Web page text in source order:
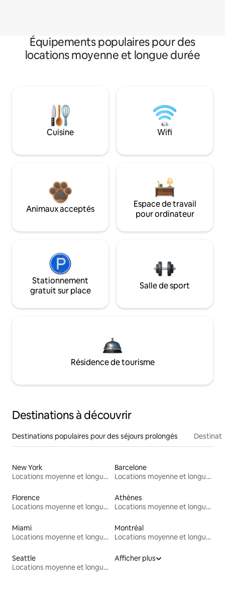
Équipements populaires pour des
locations moyenne et longue durée
Cuisine Wifi
Animaux acceptés
Espace de travail
pour ordinateur
Stationnement
gratuit sur place
Salle de sport
Résidence de tourisme
Destinations à découvrir
Destinations populaires pour des séjours prolongés
New York
Locations moyenne et longue durée
Barcelone
Locations moyenne et longue durée
Florence
Locations moyenne et longue durée
Athènes
Locations moyenne et longue durée
Miami
Locations moyenne et longue durée
Montréal
Locations moyenne et longue durée
Seattle
Locations moyenne et longue durée
Afficher plus